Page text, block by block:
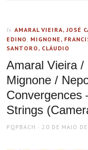
In AMARAL VIEIRA, JOSÉ
EDINO , MIGNONE,
SANTORO, CLÁUDIO
Amaral Vieira
Mignone /
Convergences
Strings
AUTHOR
PQPBACH
POSTED
20 DE MAIO